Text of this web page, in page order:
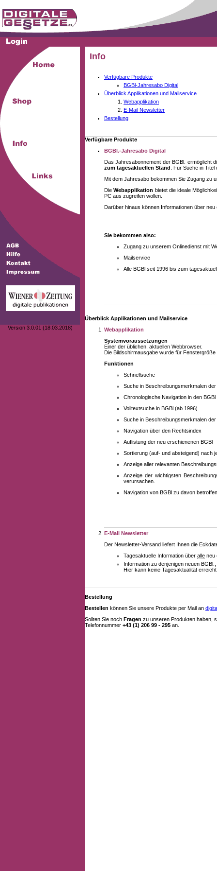
Version 3.0.01 (18.03.2018)
Info
Verfügbare Produkte
BGBl-Jahresabo Digital
Überblick Applikationen und Mailservice
Webapplikation
E-Mail Newsletter
Bestellung
Verfügbare Produkte
BGBl.-Jahresabo Digital
Das Jahresabonnement der BGBl. ermöglicht
zum tagesaktuellen Stand . Für Suche in
Mit dem Jahresabo bekommen Sie Zugang zu
DieWebapplikation bietet die ideale
PC aus zugreifen wollen.
Darüber hinaus können Informationen über
Sie bekommen also:
Zugang zu unserem Onlinedienst mit
Mailservice
Alle BGBl seit 1996 bis zum
Überblick Applikationen und Mailservice
Webapplikation
Systemvoraussetzungen
Einer der üblichen, aktuellen Webbrowser.
Die Bildschirmausgabe wurde für
Funktionen
Schnellsuche
Suche in Beschreibungsmerkmalen
Chronologische Navigation in den BGBl
Volltextsuche in BGBl (ab 1996)
Suche in Beschreibungsmerkmalen
Navigation über den Rechtsindex
Auflistung der neu erschienenen BGBl
Sortierung (auf- und absteigend) nach
Anzeige aller relevanten
Anzeige der wichtigsten
verursachen.
Navigation von BGBl zu davon
E-Mail Newsletter
Der Newsletter-Versand liefert Ihnen die
Tagesaktuelle Information über alle neu
Information zu denjenigen neuen
Hier kann keine Tagesaktualität
Bestellung
Bestellen können Sie unsere Produkte per Mail an
Sollten Sie noch Fragen zu unseren Produkten haben,
Telefonnummer +43 (1) 206 99 - 295 an.